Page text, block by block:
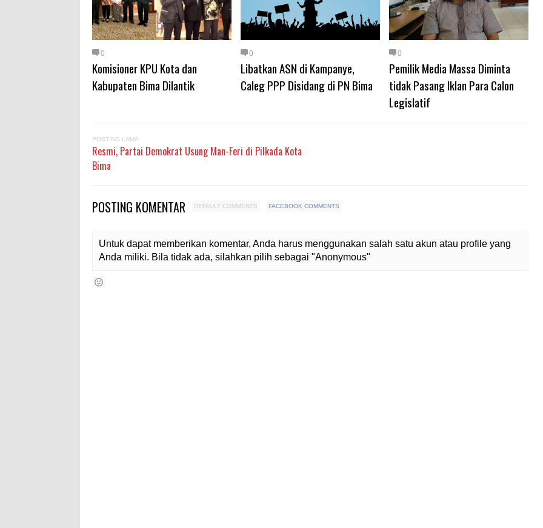
0
Komisioner KPU Kota dan
Kabupaten Bima Dilantik
0
Libatkan ASN di Kampanye,
Caleg PPP Disidang di PN Bima
0
Pemilik Media Massa Diminta
tidak Pasang Iklan Para Calon
Legislatif
POSTING LAMA
Resmi, Partai Demokrat Usung Man-Feri di Pilkada Kota
Bima
POSTING KOMENTAR DEFAULT COMMENTS FACEBOOK COMMENTS
Untuk dapat memberikan komentar, Anda harus menggunakan salah satu akun atau profile yang
Anda miliki. Bila tidak ada, silahkan pilih sebagai "Anonymous"